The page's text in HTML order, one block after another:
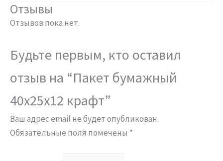
Отзывы
Отзывов пока нет.
Будьте первым, кто оставил
отзыв на “Пакет бумажный
40х25х12 крафт”
Ваш адрес email не будет опубликован.
Обязательные поля помечены *